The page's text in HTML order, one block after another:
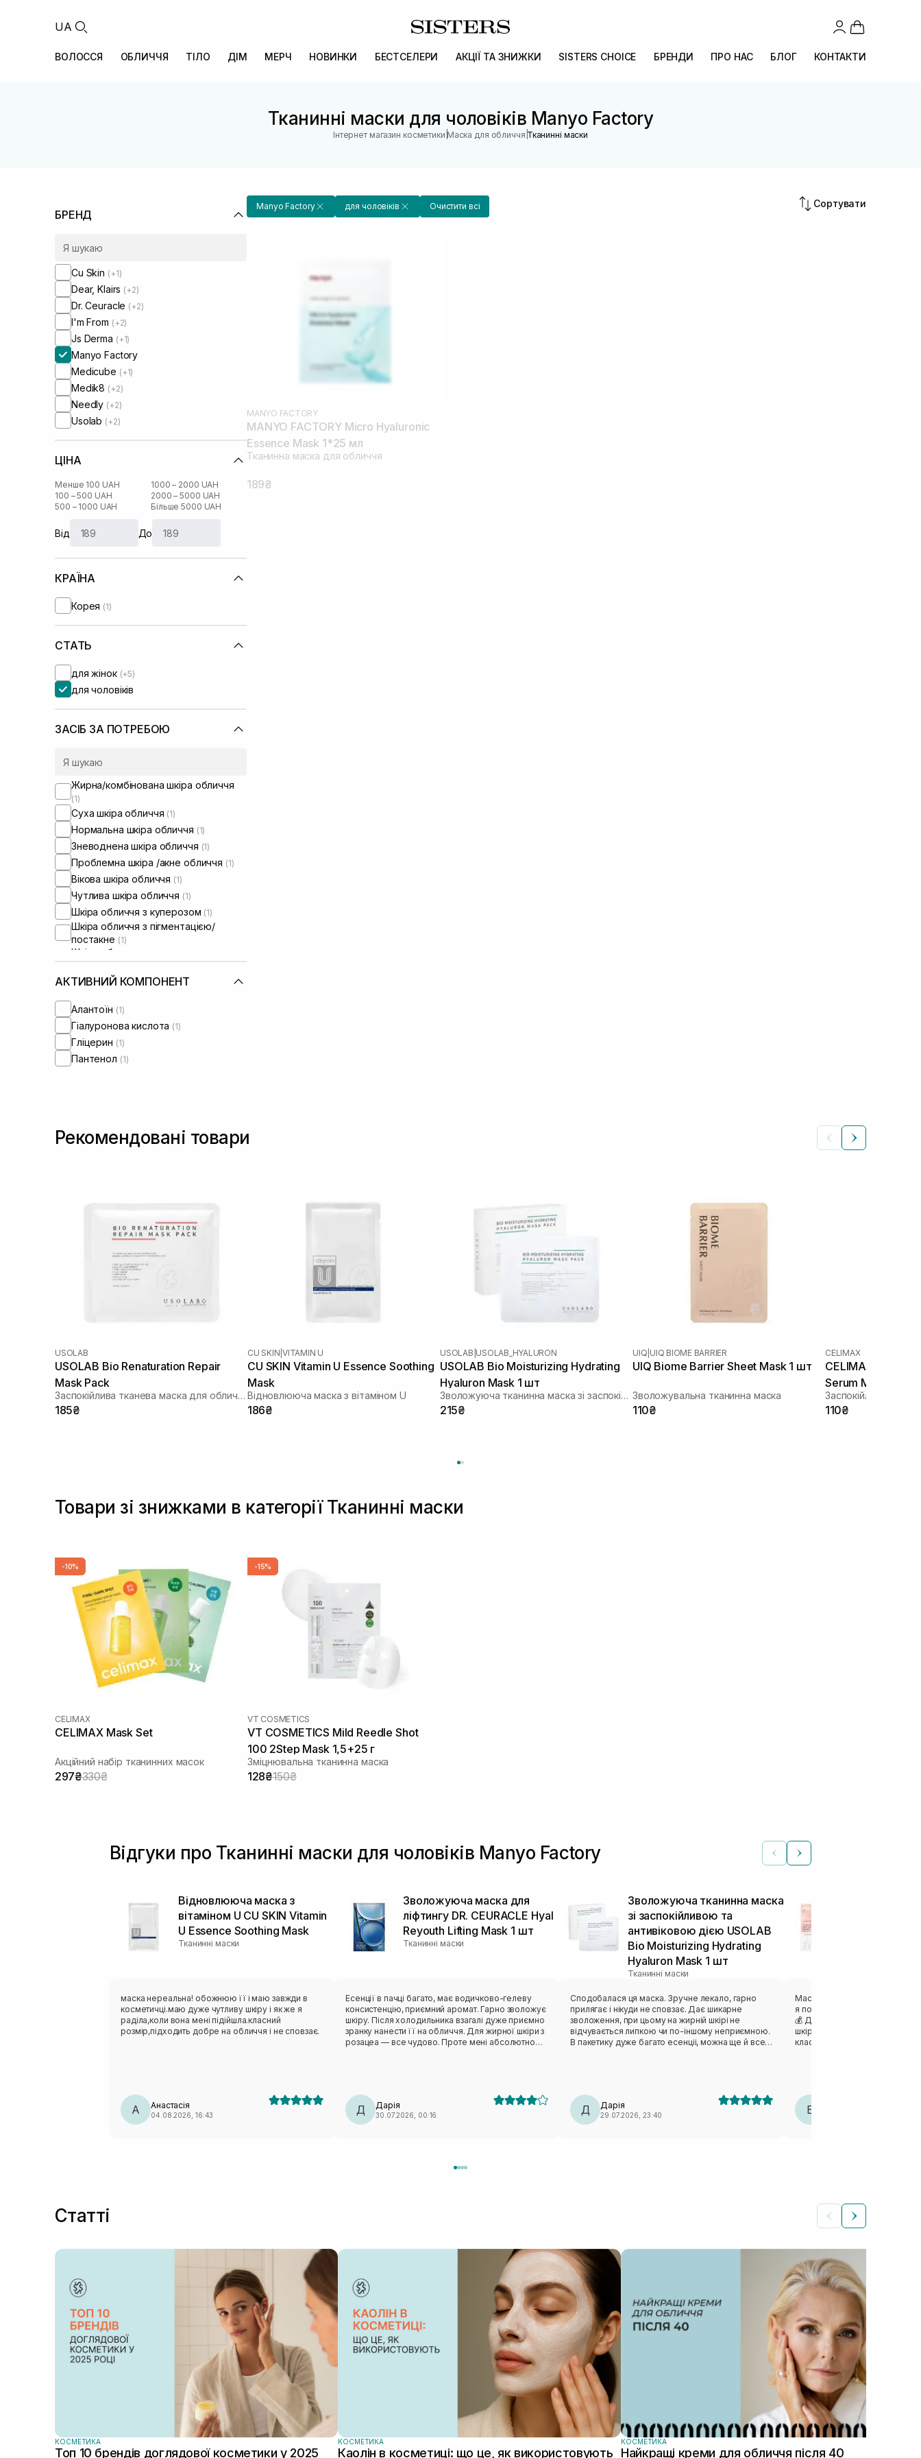
UA
ВОЛОССЯ ОБЛИЧЧЯ ТІЛО ДІМ МЕРЧ НОВИНКИ БЕСТСЕЛЕРИ АКЦІЇ ТА ЗНИЖКИ SISTERS CHOICE БРЕНДИ ПРО НАС БЛОГ КОНТАКТИ
Тканинні маски для чоловіків Manyo Factory
Інтернет магазин косметики |Маска для обличчя |Тканинні маски
БРЕНД
Cu Skin (+1)
Dear, Klairs (+2)
Dr. Ceuracle (+2)
I'm From (+2)
Js Derma (+1)
Manyo Factory
Medicube (+1)
Medik8 (+2)
Needly (+2)
Usolab (+2)
ЦІНА
Менше 100 UAH
100 – 500 UAH
500 – 1000 UAH
1000 – 2000 UAH
2000 – 5000 UAH
Більше 5000 UAH
Від До
КРАЇНА
Корея (1)
СТАТЬ
для жінок (+5)
для чоловіків
ЗАСІБ ЗА ПОТРЕБОЮ
Жирна/комбінована шкіра обличчя
(1)
Суха шкіра обличчя (1)
Нормальна шкіра обличчя (1)
Зневоднена шкіра обличчя (1)
Проблемна шкіра /акне обличчя (1)
Вікова шкіра обличчя (1)
Чутлива шкіра обличчя (1)
Шкіра обличчя з куперозом (1)
Шкіра обличчя з пігментацією/
постакне (1)
Шкіра обличчя з розширеними
порами
Шкіра обличчя з порушеним
Шкіра обличчя з порушеним
мікробіомом
АКТИВНИЙ КОМПОНЕНТ
Алантоїн (1)
Гіалуронова кислота (1)
Гліцерин (1)
Пантенол (1)
Manyo Factory для чоловіків Очистити всі Сортувати
MANYO FACTORY
MANYO FACTORY Micro Hyaluronic
Essence Mask 1*25 мл
Тканинна маска для обличчя
189₴
Рекомендовані товари
USOLAB
USOLAB Bio Renaturation Repair
Mask Pack
Заспокійлива тканева маска для обличчя
185₴
CU SKIN |VITAMIN U
CU SKIN Vitamin U Essence Soothing
Mask
Відновлююча маска з вітаміном U
186₴
USOLAB USOLAB_HYALURON
USOLAB Bio Moisturizing Hydrating
Hyaluron Mask 1 шт
Зволожуюча тканинна маска зі заспокійливою та антивіковою дією
215₴
UIQ UIQ BIOME BARRIER
UIQ Biome Barrier Sheet Mask 1 шт
Зволожувальна тканинна маска
110₴
CELIMAX
CELIMAX The
Serum Mask 1 шт
110₴
Товари зі знижками в категорії Тканинні маски
-10%
CELIMAX
CELIMAX Mask Set
Акційний набір тканинних масок
297₴330₴
-15%
VT COSMETICS
VT COSMETICS Mild Reedle Shot
100 2Step Mask 1,5+25 г
Зміцнювальна тканинна маска
128₴150₴
Відгуки про Тканинні маски для чоловіків Manyo Factory
Відновлююча маска з
вітаміном U CU SKIN Vitamin
U Essence Soothing Mask
Тканинні маски
маска нереальна! обожнюю її і маю завжди в
косметичці.маю дуже чутливу шкіру і як же я
раділа,коли вона мені підійшла.класний
розмір,підходить добре на обличчя і не сповзає.
А Анастасія
04.08.2026, 16:43
Зволожуюча маска для
ліфтингу DR. CEURACLE Hyal
Reyouth Lifting Mask 1 шт
Тканинні маски
Есенції в пачці багато, має водичково-гелеву
консистенцію, приємний аромат. Гарно зволожує
шкіру. Після холодильника взагалі дуже приємно
зранку нанести її на обличчя. Для жирної шкіри з
розацеа — все чудово. Проте мені абсолютно
вдруге не повторю (лише через лекало).
Д Дарія
30.07.2026, 00:16
Зволожуюча тканинна маска
зі заспокійливою та
антивіковою дією USOLAB
Bio Moisturizing Hydrating
Hyaluron Mask 1 шт
Тканинні маски
Сподобалася ця маска. Зручне лекало, гарно
прилягає і нікуди не сповзає. Дає шикарне
зволоження, при цьому на жирній шкірі не
відчувається липкою чи по-іншому неприємною.
В пакетику дуже багато есенціі, можна ще й все
класна маска, рекомендую.
Д Дарія
29.07.2026, 23:40
Маска відзначилась своєю
я потім перелила і
💰 Дуже комфортний гель,
шкіру без відчуття липкості.
класний пламп-ефект на шкірі
Е
Статті
КОСМЕТИКА
Топ 10 брендів доглядової косметики у 2025
КОСМЕТИКА
Каолін в косметиці: що це, як використовують
КОСМЕТИКА
Найкращі креми для обличчя після 40